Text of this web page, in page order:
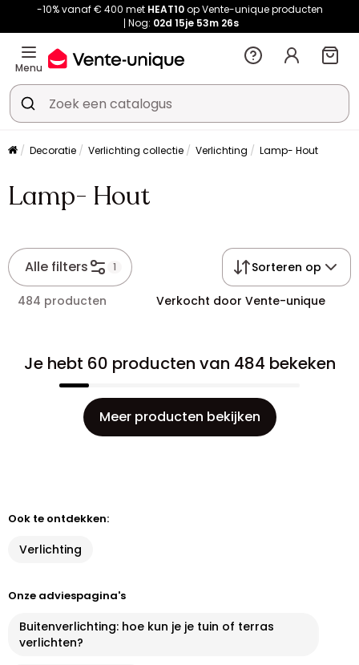
-10% vanaf € 400 met HEAT10op Vente-unique producten
Nog: 02d 15je 53m 26s
Menu
Decoratie Verlichting collectie Verlichting Lamp- Hout
Lamp- Hout
Alle filters 1 Sorteren op
484 producten Verkocht door Vente-unique
Je hebt 60 producten van 484 bekeken
Meer producten bekijken
Ook te ontdekken:
Verlichting
Onze adviespagina's
Buitenverlichting: hoe kun je je tuin of terras
verlichten?